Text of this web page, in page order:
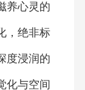
养心灵的
，绝非标
度浸润的
化与空间